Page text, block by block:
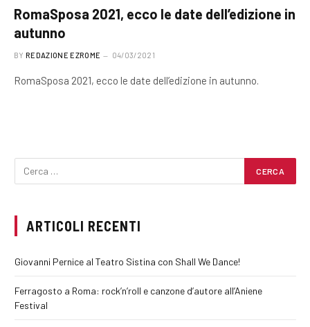
RomaSposa 2021, ecco le date dell’edizione in
autunno
BY REDAZIONE EZROME 04/03/2021
RomaSposa 2021, ecco le date dell’edizione in autunno.
ARTICOLI RECENTI
Giovanni Pernice al Teatro Sistina con Shall We Dance!
Ferragosto a Roma: rock’n’roll e canzone d’autore all’Aniene
Festival